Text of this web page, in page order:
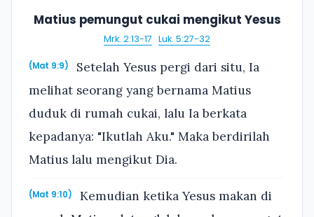
Matius pemungut cukai mengikut Yesus
Mrk. 2:13-17 · Luk. 5:27-32
(Mat 9:9)
Setelah Yesus pergi dari situ, Ia
melihat seorang yang bernama Matius
duduk di rumah cukai, lalu Ia berkata
kepadanya: "Ikutlah Aku." Maka berdirilah
Matius lalu mengikut Dia.
(Mat 9:10)
Kemudian ketika Yesus makan di